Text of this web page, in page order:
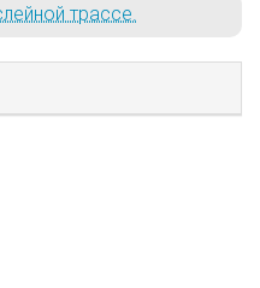
трассе.